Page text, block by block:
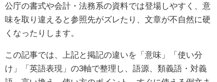
公庁の書式や会計・法務系の資料では登場しやすく、意
味を取り違えると参照先がズレたり、文章が不自然に硬
くなったりします。
この記事では、上記と掲記の違いを「意味」「使い分
け」「英語表現」の3軸で整理し、語源、類義語・対義